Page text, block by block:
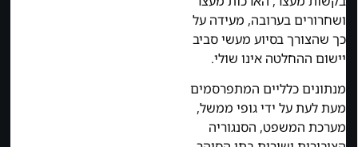
ושחרורים בערובה, מעידה על
כך שהצורך בסיוע מעשי סביב
יישום ההחלטה אינו שולי.
מנתונים כלליים המתפרסמים
מעת לעת על ידי גופי ממשל,
מערכת המשפט, הסנגוריה